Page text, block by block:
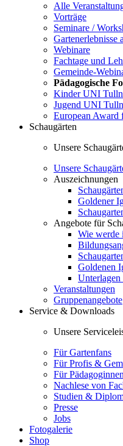
Alle
Vorträge
Seminare /
Webinare
Fachtage und
Gemeinde-
Pädagogische
Kinder UNI
Jugend UNI
European Award
Schaugärten
Unsere
Unsere
Auszeichnungen
Goldener
Angebote für
Wie werde
Goldenen
Unterlagen
Veranstaltungen
Gruppenangebote
Service & Downloads
Unsere
Für Gartenfans
Für Profis &
Für
Nachlese von
Studien &
Presse
Jobs
Fotogalerie
Shop